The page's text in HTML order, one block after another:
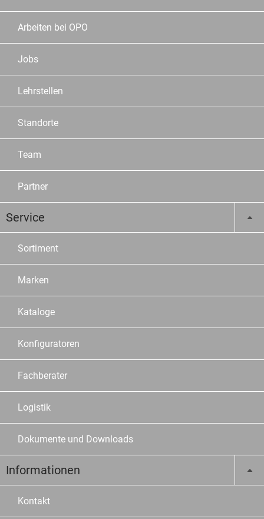
Arbeiten bei OPO
Jobs
Lehrstellen
Standorte
Team
Partner
Service
Sortiment
Marken
Kataloge
Konfiguratoren
Fachberater
Logistik
Dokumente und Downloads
Informationen
Kontakt